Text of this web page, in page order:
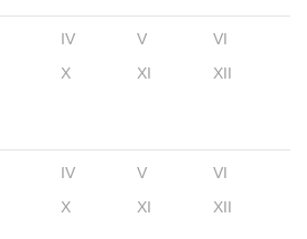
IV V
VI
X XI XII
IV V
VI
X XI XII